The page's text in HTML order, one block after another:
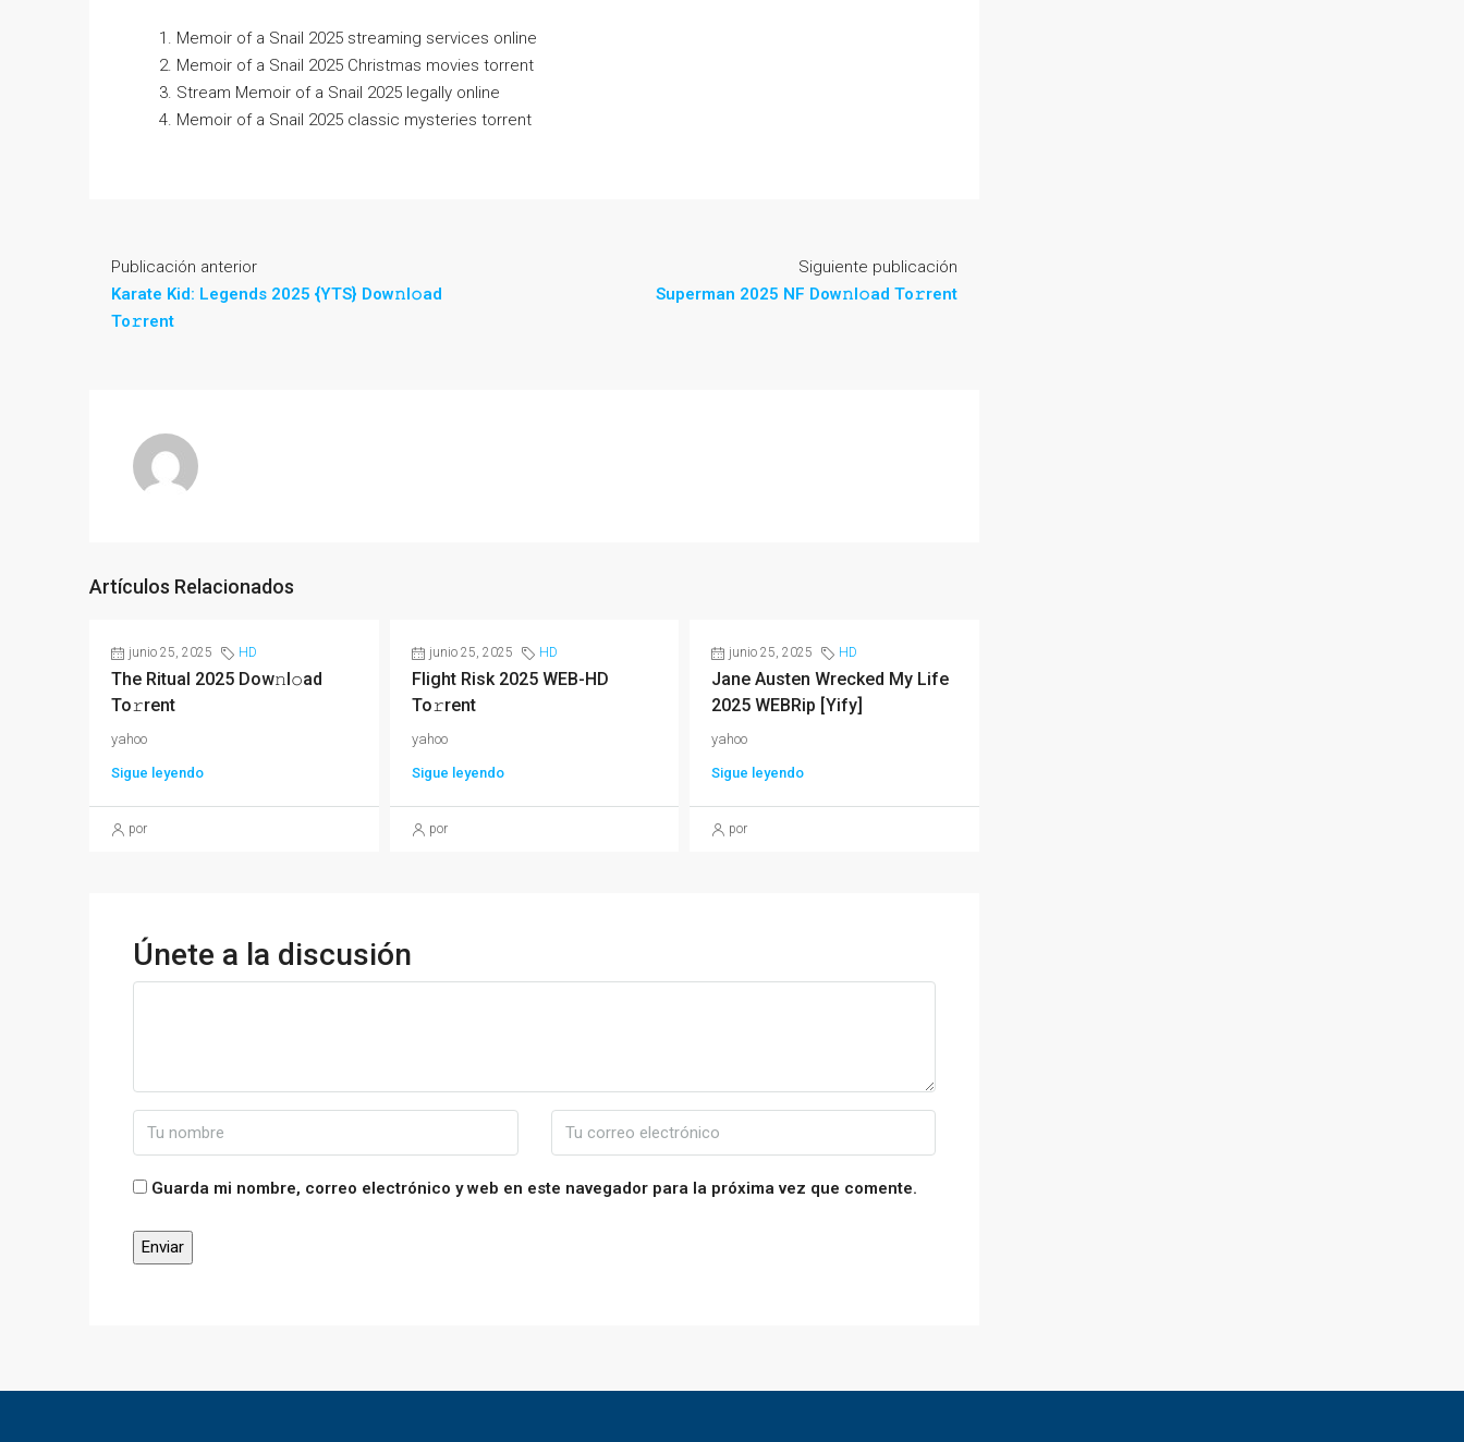
Memoir of a Snail 2025 streaming services online
Memoir of a Snail 2025 Christmas movies torrent
Stream Memoir of a Snail 2025 legally online
Memoir of a Snail 2025 classic mysteries torrent
Publicación anterior
Karate Kid: Legends 2025 {YTS} Dow𝚗l𝚘ad
To𝚛rent
Siguiente publicación
Superman 2025 NF Dow𝚗l𝚘ad To𝚛rent
Artículos Relacionados
junio 25, 2025 HD
The Ritual 2025 Dow𝚗l𝚘ad
To𝚛rent
yahoo
Sigue leyendo
por
junio 25, 2025 HD
Flight Risk 2025 WEB-HD
To𝚛rent
yahoo
Sigue leyendo
por
junio 25, 2025 HD
Jane Austen Wrecked My Life
2025 WEBRip [Yify]
yahoo
Sigue leyendo
por
Únete a la discusión
Guarda mi nombre, correo electrónico y web en este navegador para la próxima vez que comente.